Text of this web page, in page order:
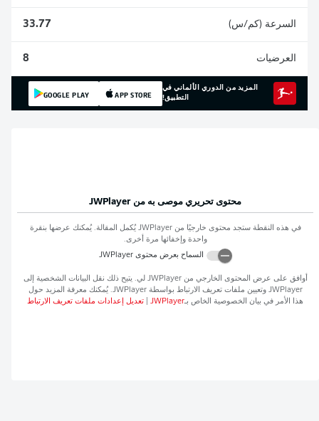
السرعة (كم/س) 33.77
العرضيات 8
المزيد من الدوري الألماني في
التطبيق!
APP STORE
GOOGLE PLAY
محتوى تحريري موصى به من JWPlayer
في هذه النقطة ستجد محتوى خارجيًا منJWPlayer يُكمل المقالة. يُمكنك عرضها بنقرة
واحدة وإخفائها مرة أخرى.
السماح بعرض محتوىJWPlayer
أوافق على عرض المحتوى الخارجي منJWPlayer لي. يتيح ذلك نقل البيانات الشخصية إلى
JWPlayer وتعيين ملفات تعريف الارتباط بواسطةJWPlayer. يُمكنك معرفة المزيد حول
هذا الأمر في بيان الخصوصية الخاص بـJWPlayer تعديل إعدادات ملفات تعريف الارتباط